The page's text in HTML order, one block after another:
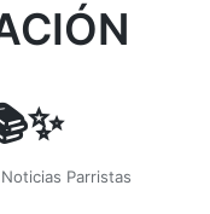
Noticias Parristas